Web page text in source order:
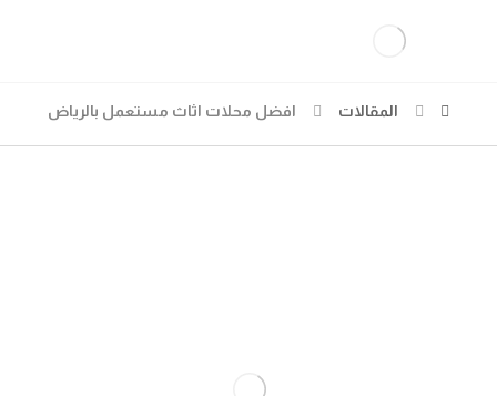
المقالات افضل محلات اثاث مستعمل بالرياض